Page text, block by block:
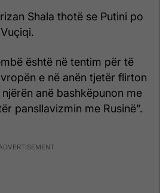
Shala thotë se Putini po
është në tentim për të
e në anën tjetër flirton
anë bashkëpunon me
pansllavizmin me Rusinë”.